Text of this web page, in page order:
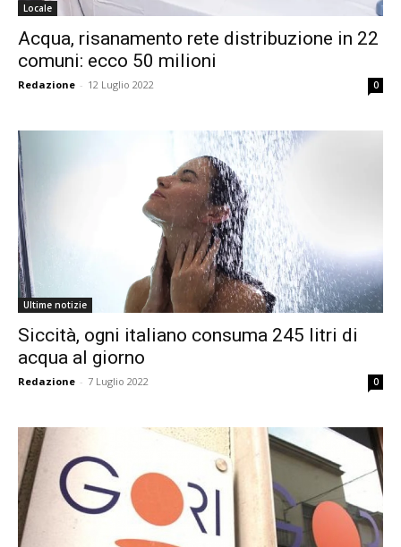
Locale
Acqua, risanamento rete distribuzione in 22
comuni: ecco 50 milioni
Redazione - 12 Luglio 2022 0
Ultime notizie
Siccità, ogni italiano consuma 245 litri di
acqua al giorno
Redazione - 7 Luglio 2022 0